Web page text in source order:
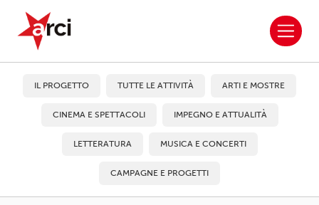
Salta al contenuto principale
ARCI APS
IL PROGETTO TUTTE LE ATTIVITÀ ARTI E MOSTRE
CINEMA E SPETTACOLI IMPEGNO E ATTUALITÀ
LETTERATURA MUSICA E CONCERTI
CAMPAGNE E PROGETTI